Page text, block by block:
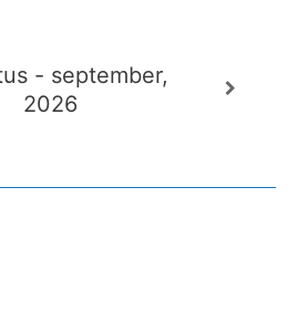
- september,
2026